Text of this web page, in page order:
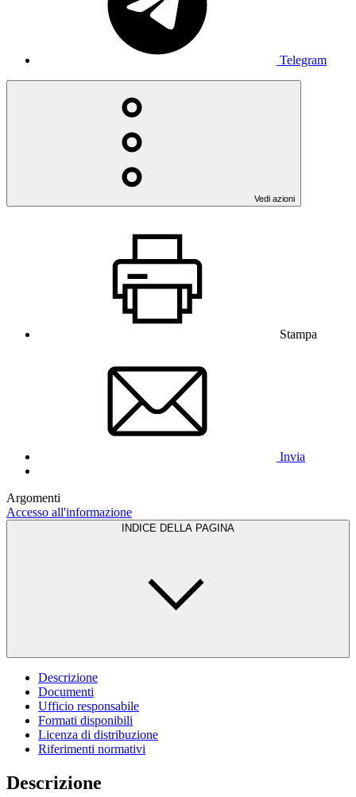
Telegram
Vedi azioni
Stampa
Invia
Argomenti
Accesso all'informazione
INDICE DELLA PAGINA
Descrizione
Documenti
Ufficio responsabile
Formati disponibili
Licenza di distribuzione
Riferimenti normativi
Descrizione